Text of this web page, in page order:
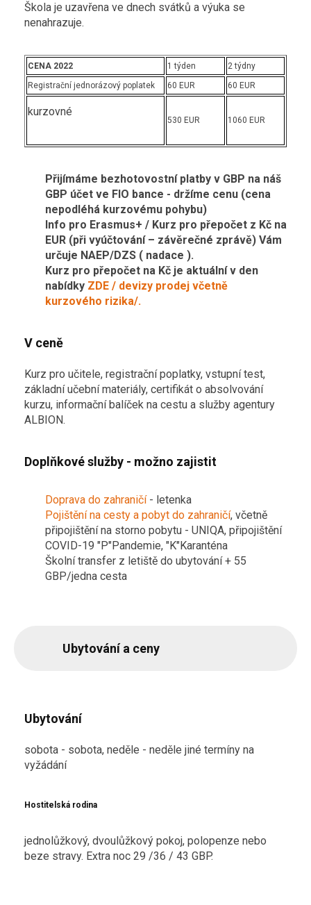
Škola je uzavřena ve dnech svátků a výuka se
nenahrazuje.
CENA 2022 1 týden
2 týdny
Registrační jednorázový poplatek
60 EUR 60 EUR
kurzovné
530 EUR 1060 EUR
Přijímáme bezhotovostní platby v GBP na náš
GBP účet ve FIO bance - držíme cenu (cena
nepodléhá kurzovému pohybu)
Info pro Erasmus+ / Kurz pro přepočet z Kč na
EUR (při vyúčtování – závěrečné zprávě) Vám
určuje NAEP/DZS ( nadace ).
Kurz pro přepočet na Kč je aktuální v den
nabídky ZDE / devizy prodej včetně
kurzového rizika/.
V ceně
Kurz pro učitele, registrační poplatky, vstupní test,
základní učební materiály, certifikát o absolvování
kurzu, informační balíček na cestu a služby agentury
ALBION.
Doplňkové služby - možno zajistit
Doprava do zahraničí- letenka
Pojištění na cesty a pobyt do zahraničí, včetně
připojištění na storno pobytu - UNIQA, připojištění
COVID-19 "P"Pandemie, "K"Karanténa
Školní transfer z letiště do ubytování + 55
GBP/jedna cesta
Ubytování a ceny
Ubytování
sobota - sobota, neděle - neděle jiné termíny na
vyžádání
Hostitelská rodina
jednolůžkový, dvoulůžkový pokoj, polopenze nebo
beze stravy. Extra noc 29 /36 / 43 GBP.